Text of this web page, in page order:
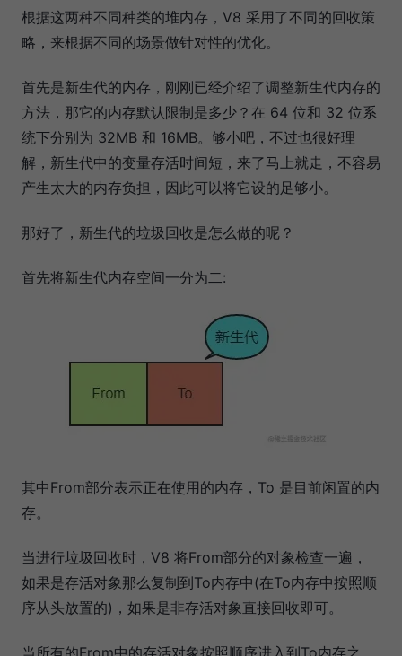
根据这两种不同种类的堆内存，V8 采用了不同的回收策
略，来根据不同的场景做针对性的优化。
首先是新生代的内存，刚刚已经介绍了调整新生代内存的
方法，那它的内存默认限制是多少？在 64 位和 32 位系
统下分别为 32MB 和 16MB。够小吧，不过也很好理
解，新生代中的变量存活时间短，来了马上就走，不容易
产生太大的内存负担，因此可以将它设的足够小。
那好了，新生代的垃圾回收是怎么做的呢？
首先将新生代内存空间一分为二:
其中From部分表示正在使用的内存，To 是目前闲置的内
存。
当进行垃圾回收时，V8 将From部分的对象检查一遍，
如果是存活对象那么复制到To内存中(在To内存中按照顺
序从头放置的)，如果是非存活对象直接回收即可。
当所有的From中的存活对象按照顺序进入到To内存之